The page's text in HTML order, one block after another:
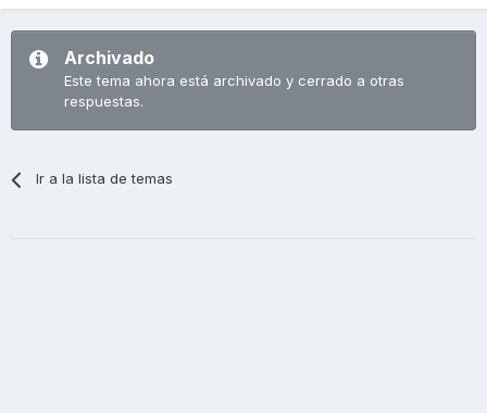
Archivado
Este tema ahora está archivado y cerrado a otras
respuestas.
Ir a la lista de temas